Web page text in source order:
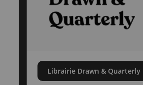
Librairie Drawn & Quarterly